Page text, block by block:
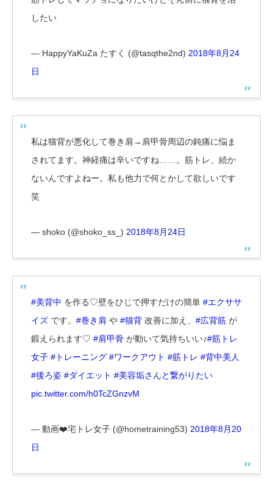
したい
— HappyYaKuZa たすく (@tasqthe2nd) 2018年8月24
日
私は猫背が悪化して巻き肩→肩甲骨周辺の鈍痛に悩ま
されてます。神経痛は辛いですね……。筋トレ、続か
ないんですよねー。私も他力で何とかして欲しいです
笑
— shoko (@shoko_ss_) 2018年8月24日
#美背中 を作る♡壁をひじで押すだけの簡単 #エクササ
イズ です。 #巻き肩 や #猫背 改善に加え、 #広背筋 が
鍛えられます♡ #肩甲骨 が動いて気持ちいい♪#筋トレ
女子 #トレーニング #ワークアウト #筋トレ #背中美人
#後ろ姿 #ダイエット #美容垢さんと繋がりたい
pic.twitter.com/h0TcZGnzvM
— 動画❤️宅トレ女子 (@hometraining53) 2018年8月20
日